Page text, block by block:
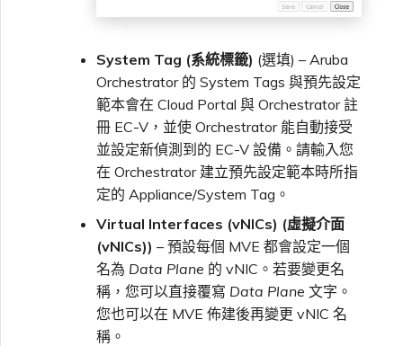
System Tag (系統標籤) (選填) – Aruba
Orchestrator 的 System Tags 與預先設定
範本會在 Cloud Portal 與 Orchestrator 註
冊 EC-V，並使 Orchestrator 能自動接受
並設定新偵測到的 EC-V 設備。請輸入您
在 Orchestrator 建立預先設定範本時所指
定的 Appliance/System Tag。
Virtual Interfaces (vNICs) (虛擬介面
(vNICs)) – 預設每個 MVE 都會設定一個
名為 Data Plane 的 vNIC。若要變更名
稱，您可以直接覆寫 Data Plane 文字。
您也可以在 MVE 佈建後再變更 vNIC 名
稱。